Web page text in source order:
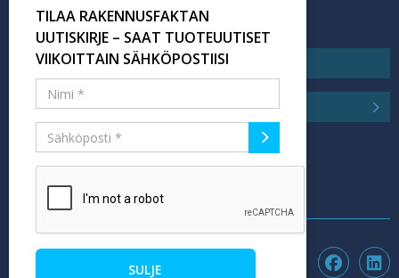
Tilaa uutiskirje
TILAA RAKENNUSFAKTAN
UUTISKIRJE – SAAT TUOTEUUTISET
VIIKOITTAIN SÄHKÖPOSTIISI
SULJE